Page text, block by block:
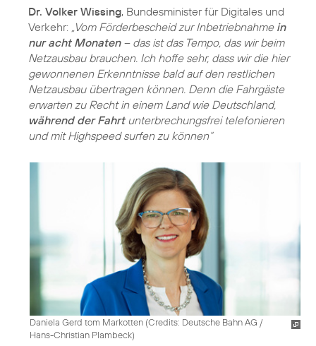
Dr. Volker Wissing, Bundesminister für Digitales und
Verkehr: „Vom Förderbescheid zur Inbetriebnahme in
nur acht Monaten– das ist das Tempo, das wir beim
Netzausbau brauchen. Ich hoffe sehr, dass wir die hier
gewonnenen Erkenntnisse bald auf den restlichen
Netzausbau übertragen können. Denn die Fahrgäste
erwarten zu Recht in einem Land wie Deutschland,
während der Fahrtunterbrechungsfrei telefonieren
und mit Highspeed surfen zu können“
Daniela Gerd tom Markotten (Credits: Deutsche Bahn AG /
Hans-Christian Plambeck)